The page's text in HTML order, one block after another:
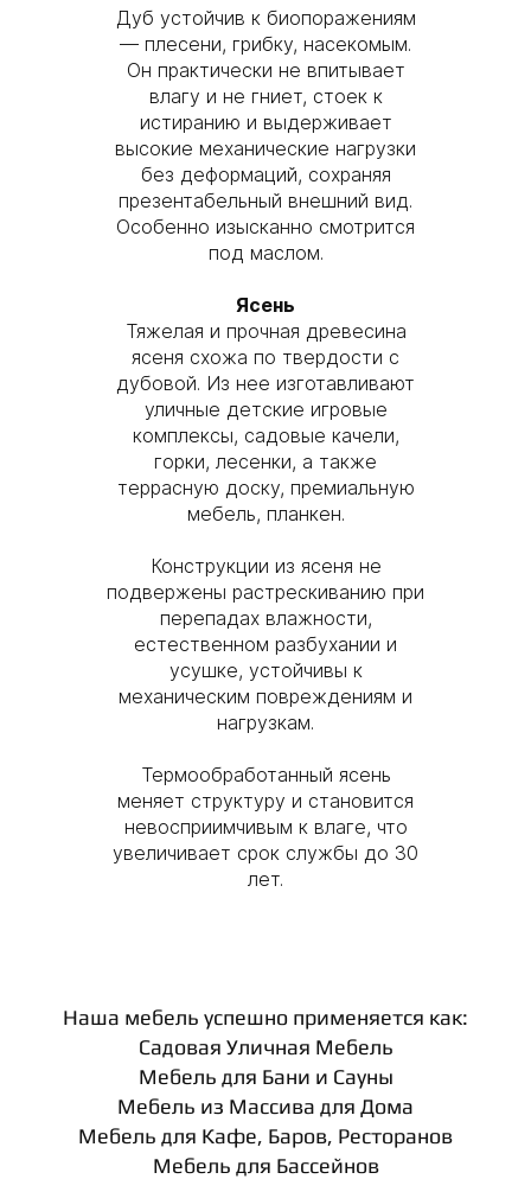
Дуб устойчив к биопоражениям
— плесени, грибку, насекомым.
Он практически не впитывает
влагу и не гниет, стоек к
истиранию и выдерживает
высокие механические нагрузки
без деформаций, сохраняя
презентабельный внешний вид.
Особенно изысканно смотрится
под маслом.
Ясень
Тяжелая и прочная древесина
ясеня схожа по твердости с
дубовой. Из нее изготавливают
уличные детские игровые
комплексы, садовые качели,
горки, лесенки, а также
террасную доску, премиальную
мебель, планкен.
Конструкции из ясеня не
подвержены растрескиванию при
перепадах влажности,
естественном разбухании и
усушке, устойчивы к
механическим повреждениям и
нагрузкам.
Термообработанный ясень
меняет структуру и становится
невосприимчивым к влаге, что
увеличивает срок службы до 30
лет.
Наша мебель успешно применяется как:
Садовая Уличная Мебель
Мебель для Бани и Сауны
Мебель из Массива для Дома
Мебель для Кафе, Баров, Ресторанов
Мебель для Бассейнов